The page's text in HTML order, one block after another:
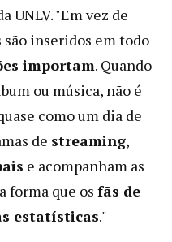
UNLV. "Em vez de
são inseridos em todo
importam. Quando
ou música, não é
como um dia de
de streaming,
e acompanham as
forma que os fãs de
estatísticas."